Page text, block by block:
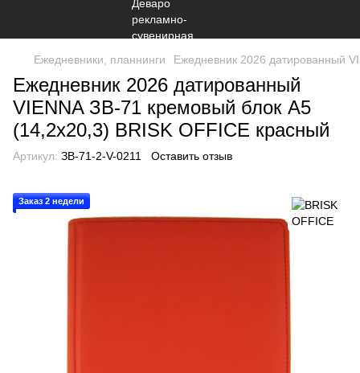
Ежедневники, планнинги Ежедневник 2026 датированный
Ежедневник 2026 датированный
VIENNA ЗВ-71 кремовый блок А5
(14,2х20,3) BRISK OFFICE красный
Артикул: ЗВ-71-2-V-0211 Оставить отзыв
Заказ 2 недели